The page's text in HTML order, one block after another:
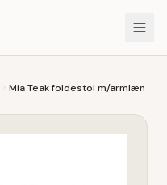
Mia Teak foldestol m/armlæn